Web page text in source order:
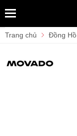
Trang chủ Đồng Hồ